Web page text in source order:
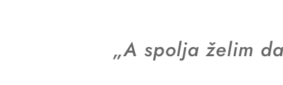
„A spolja želim